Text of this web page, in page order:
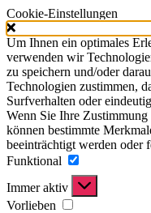
Cookie-Einstellungen
Um Ihnen ein optimales
verwenden wir
zu speichern und/oder
Technologien zustimmen,
Surfverhalten oder
Wenn Sie Ihre
können bestimmte
beeinträchtigt werden oder
Funktional
Funktional
Immer aktiv
Vorlieben